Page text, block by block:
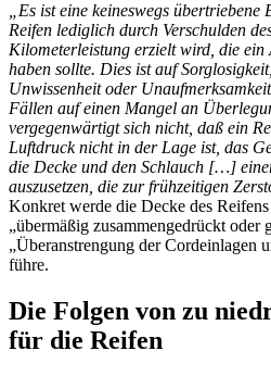
„Es ist eine keineswegs übertriebene
Reifen lediglich durch Verschulden
Kilometerleistung erzielt wird, die
haben sollte. Dies ist auf
Unwissenheit oder
Fällen auf einen Mangel an
vergegenwärtigt sich nicht, daß ein
Luftdruck nicht in der Lage ist, das
die Decke und den Schlauch […]
auszusetzen, die zur frühzeitigen
Konkret werde die Decke des
„übermäßig zusammengedrückt oder
„Überanstrengung der Cordeinlagen
führe.
Die Folgen von zu
für die Reifen